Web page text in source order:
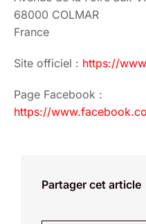
68000 COLMAR
France
Site officiel : https://
Page Facebook :
https://
Partager cet article